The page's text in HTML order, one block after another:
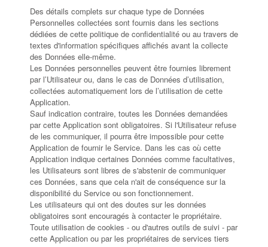
Des détails complets sur chaque type de Données
Personnelles collectées sont fournis dans les sections
dédiées de cette politique de confidentialité ou au travers de
textes d'information spécifiques affichés avant la collecte
des Données elle-même.
Les Données personnelles peuvent être fournies librement
par l’Utilisateur ou, dans le cas de Données d’utilisation,
collectées automatiquement lors de l’utilisation de cette
Application.
Sauf indication contraire, toutes les Données demandées
par cette Application sont obligatoires. Si l'Utilisateur refuse
de les communiquer, il pourra être impossible pour cette
Application de fournir le Service. Dans les cas où cette
Application indique certaines Données comme facultatives,
les Utilisateurs sont libres de s'abstenir de communiquer
ces Données, sans que cela n'ait de conséquence sur la
disponibilité du Service ou son fonctionnement.
Les utilisateurs qui ont des doutes sur les données
obligatoires sont encouragés à contacter le propriétaire.
Toute utilisation de cookies - ou d'autres outils de suivi - par
cette Application ou par les propriétaires de services tiers